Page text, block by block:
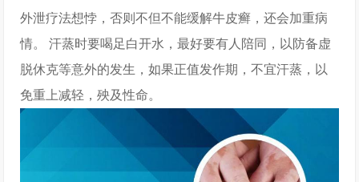
外泄疗法想悖，否则不但不能缓解牛皮癣，还会加重病
情。 汗蒸时要喝足白开水，最好要有人陪同，以防备虚
脱休克等意外的发生，如果正值发作期，不宜汗蒸，以
免重上减轻，殃及性命。